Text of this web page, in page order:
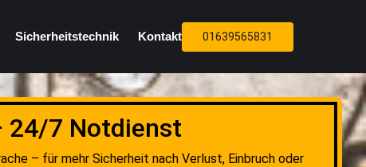
Sicherheitstechnik Kontakt 01639565831
24/7 Notdienst
– für mehr Sicherheit nach Verlust, Einbruch oder